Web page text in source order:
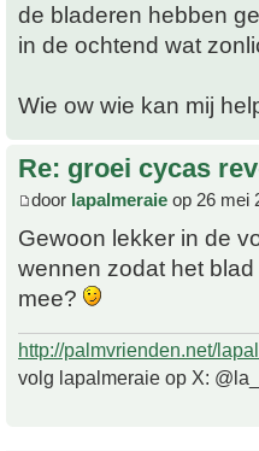
de bladeren hebben
in de ochtend wat
Wie ow wie kan mij
Re: groei cycas
door lapalmeraie op 26 mei
Gewoon lekker in de
wennen zodat het
mee?
http://palmvrienden.net/
volg lapalmeraie op X: